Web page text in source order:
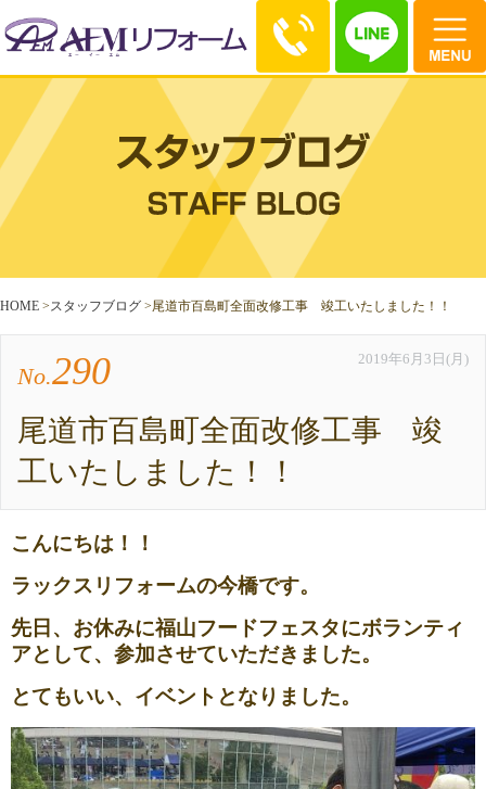
HOME >スタッフブログ >尾道市百島町全面改修工事 竣工いたしました！！
No.290 2019年6月3日(月)
尾道市百島町全面改修工事 竣
工いたしました！！
こんにちは！！
ラックスリフォームの今橋です。
先日、お休みに福山フードフェスタにボランティ
アとして、参加させていただきました。
とてもいい、イベントとなりました。